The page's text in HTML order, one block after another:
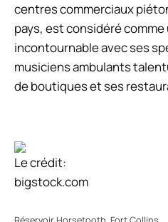
centres commerciaux
pays, est considéré
incontournable avec ses
musiciens ambulants
de boutiques et ses
Le crédit:
bigstock.com